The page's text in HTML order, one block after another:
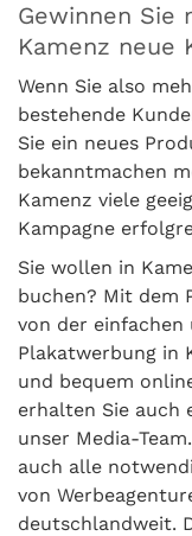
Gewinnen Sie
Kamenz neue
Wenn Sie also
bestehende
Sie ein neues
bekanntmachen
Kamenz viele
Kampagne
Sie wollen in
buchen? Mit dem
von der
Plakatwerbung in
und bequem
erhalten Sie auch
unser Media-
auch alle
von
deutschlandweit.